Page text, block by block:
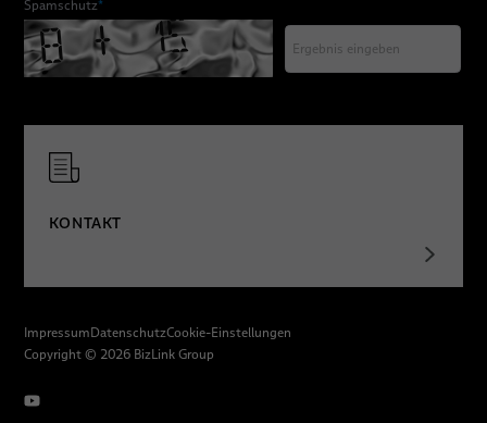
Spamschutz*
KONTAKT
ImpressumDatenschutzCookie-Einstellungen
Copyright © 2026 BizLink Group